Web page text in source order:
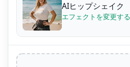
AIヒップシェイク
エフェクトを変更す